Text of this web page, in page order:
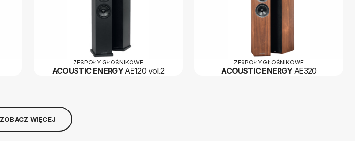
ZESPOŁY GŁOŚNIKOWE
ACOUSTIC ENERGYAE120 vol.2
ZESPOŁY GŁOŚNIKOWE
ACOUSTIC ENERGY AE320
ZOBACZ WIĘCEJ